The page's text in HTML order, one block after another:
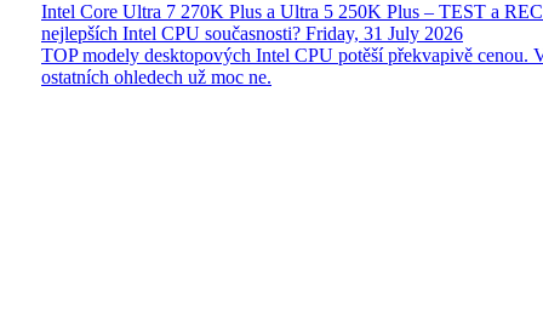
Intel Core Ultra 7 270K Plus a Ultra 5 250K Plus – TEST a
nejlepších Intel CPU současnosti? Friday, 31 July 2026
TOP modely desktopových Intel CPU potěší překvapivě cenou.
ostatních ohledech už moc ne.